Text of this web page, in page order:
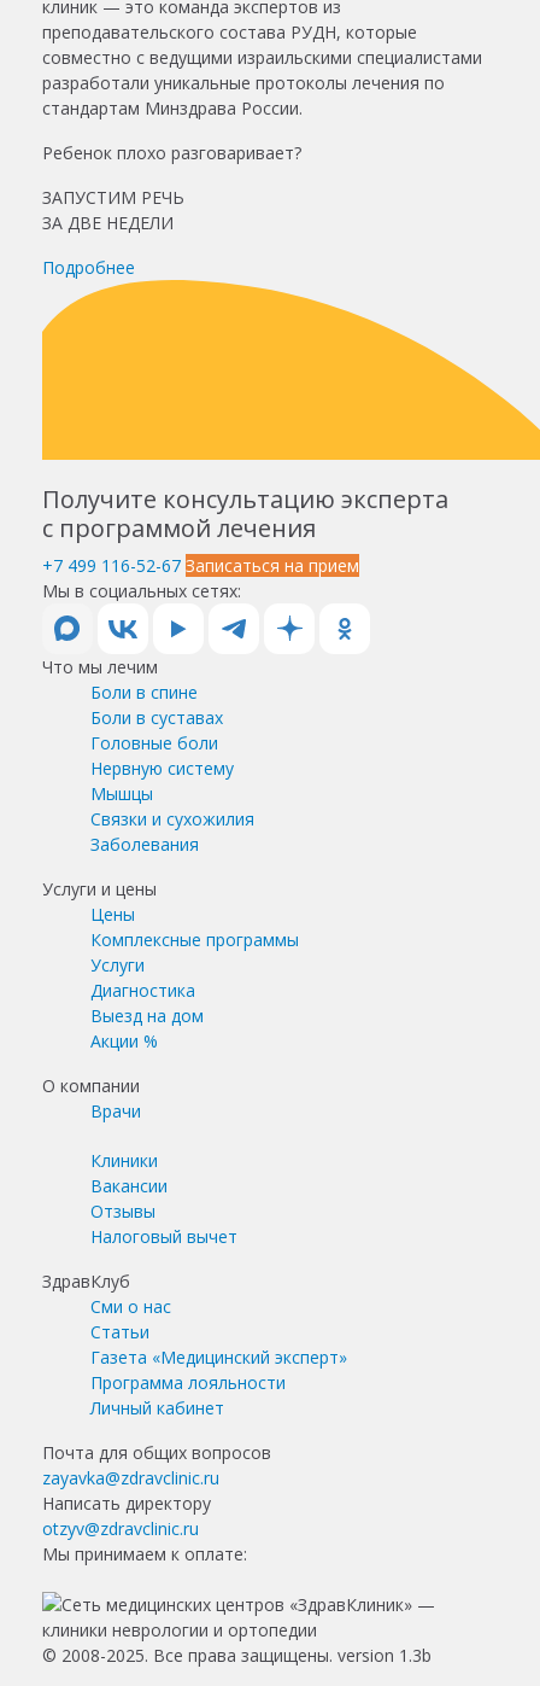
клиник — это команда экспертов из
преподавательского состава РУДН, которые
совместно с ведущими израильскими специалистами
разработали уникальные протоколы лечения по
стандартам Минздрава России.
Ребенок плохо разговаривает?
ЗАПУСТИМ РЕЧЬ
ЗА ДВЕ НЕДЕЛИ
Подробнее
Получите консультацию эксперта
с программой лечения
+7 499 116-52-67 Записаться на прием
Мы в социальных сетях:
Что мы лечим
Боли в спине
Боли в суставах
Головные боли
Нервную систему
Мышцы
Связки и сухожилия
Заболевания
Услуги и цены
Цены
Комплексные программы
Услуги
Диагностика
Выезд на дом
Акции %
О компании
Врачи
Клиники
Вакансии
Отзывы
Налоговый вычет
ЗдравКлуб
Сми о нас
Статьи
Газета «Медицинский эксперт»
Программа лояльности
Личный кабинет
Почта для общих вопросов
zayavka@zdravclinic.ru
Написать директору
otzyv@zdravclinic.ru
Мы принимаем к оплате:
© 2008-2025. Все права защищены. version 1.3b